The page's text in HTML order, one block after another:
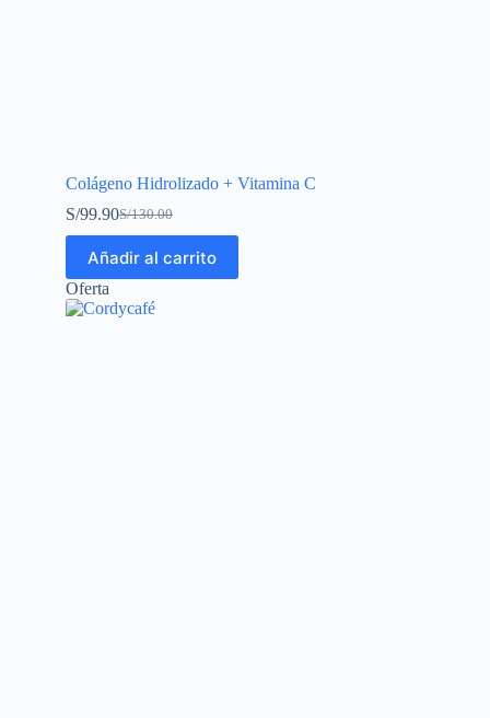
Colágeno Hidrolizado + Vitamina C
S/130.00
S/99.90
Añadir al carrito
Oferta